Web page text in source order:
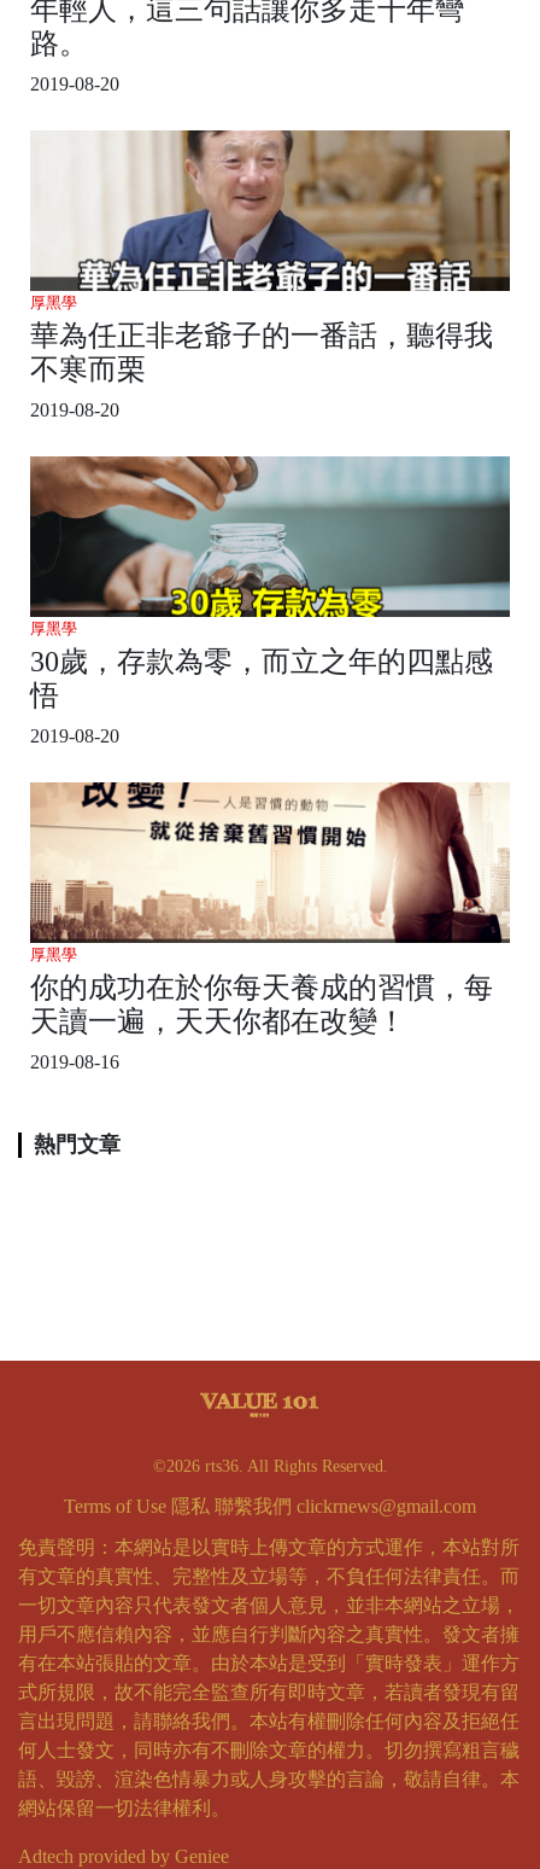
年輕人，這三句話讓你多走十年彎
路。
2019-08-20
厚黑學
華為任正非老爺子的一番話，聽得我
不寒而栗
2019-08-20
厚黑學
30歲，存款為零，而立之年的四點感
悟
2019-08-20
厚黑學
你的成功在於你每天養成的習慣，每
天讀一遍，天天你都在改變！
2019-08-16
熱門文章
©2026 rts36. All Rights Reserved.
Terms of Use 隱私 聯繫我們 clickrnews@gmail.com
免責聲明：本網站是以實時上傳文章的方式運作，本站對所
有文章的真實性、完整性及立場等，不負任何法律責任。而
一切文章內容只代表發文者個人意見，並非本網站之立場，
用戶不應信賴內容，並應自行判斷內容之真實性。發文者擁
有在本站張貼的文章。由於本站是受到「實時發表」運作方
式所規限，故不能完全監查所有即時文章，若讀者發現有留
言出現問題，請聯絡我們。本站有權刪除任何內容及拒絕任
何人士發文，同時亦有不刪除文章的權力。切勿撰寫粗言穢
語、毀謗、渲染色情暴力或人身攻擊的言論，敬請自律。本
網站保留一切法律權利。
Adtech provided by Geniee